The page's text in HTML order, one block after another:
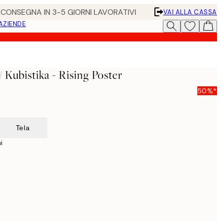
IN 3-5 GIORNI LAVORATIVI
VAI ALLA CASSA
- Rising Poster
50%*
Tela